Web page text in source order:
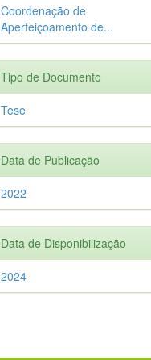
Coordenação de
Aperfeiçoamento de...
Tipo de Documento
Tese
Data de Publicação
2022
Data de Disponibilização
2024